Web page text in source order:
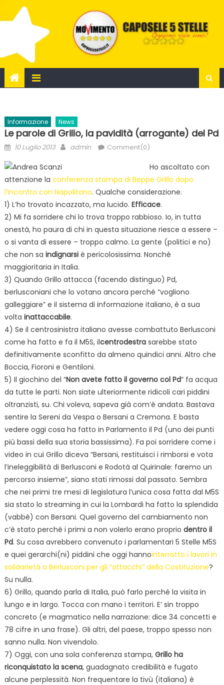
to
Informazione News
Le parole di Grillo, la pavidità (arrogante) del Pd
Posted
10 Luglio 2013 Author
admin Comment(0)
Ho ascoltato con
attenzione la conferenza stampa di Beppe Grillo dopo
l’incontro con Napolitano. Qualche considerazione.
1) L’ho trovato incazzato, ma lucido. Efficace.
2) Mi fa sorridere chi lo trova troppo rabbioso. Io, in tutta
onestà, ho paura di chi in questa situazione riesce a essere –
o si vanta di essere – troppo calmo. La gente (politici e no)
che non sa indignarsiè pericolosissima. Nonché
maggioritaria in Italia.
3) Quando Grillo attacca (facendo distinguo) Pd,
berlusconiani che lo votano ancora perché “vogliono
galleggiare” e il sistema di informazione italiano, è a sua
volta inattaccabile.
4) Se il centrosinistra italiano avesse combattuto Berlusconi
come ha fatto e fa il M5S, ilcentrodestrasarebbe stato
definitivamente sconfitto da almeno quindici anni. Altro che
Boccia, Fioroni e Gentiloni.
5) Il giochino del “Non avete fatto il governo col Pd” fa acqua
da tutte le parti. Non siate ulteriormente ridicoli cari piddini
oltranzisti, su. Chi voleva, sapeva già com’è andata. Bastava
sentire la Sereni da Vespa o Bersani a Cremona. E basta
vedere oggi cosa ha fatto in Parlamento il Pd (uno dei punti
più bassi della sua storia bassissima). Fa poi sorridere come i
video in cui Grillo diceva “Bersani, restituisci i rimborsi e vota
l’ineleggibilità di Berlusconi e Rodotà al Quirinale: faremo un
percorso insieme”, siano stati rimossi dal passato. Sembra
che nei primi tre mesi di legislatura l’unica cosa fatta dal M5S
sia stato lo streaming in cui la Lombardi ha fatto la splendida
(vabbè) con Bersani. Quel governo del cambiamento non
c’è stato perché i primi a non volerlo erano proprio dentro il
Pd. Su cosa avrebbero convenuto i parlamentari 5 Stelle M5S
e quei gerarchi(ni) piddini che oggi hannointerrotto i lavori in
solidarietà a Berlusconi per gli “attacchi” della Costituzione?
Su nulla.
6) Grillo, quando parla di Italia, può farlo perché la visita in
lungo e in largo. Tocca con mano i territori. E’ sin troppo
concreto (e magmatico nella narrazione: dice 34 concetti e
78 cifre in una frase). Gli altri, del paese, troppo spesso non
sanno nulla. Non vivendolo.
7) Oggi, con una sola conferenza stampa, Grillo ha
riconquistato la scena, guadagnato credibilità e fugato
alcune perplessità. Non frequentare la tivù (italiana) è